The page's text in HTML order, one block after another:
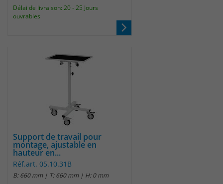
Délai de livraison: 20 - 25 Jours
ouvrables
Support de travail pour
montage, ajustable en
hauteur en...
Réf.art. 05.10.31B
B: 660 mm | T: 660 mm | H: 0 mm
wenige Sekunden
überprüfen ob der Browser erlaubt
Cookies zu setzen. Es wird direkt nach
demTest wieder gelöscht.